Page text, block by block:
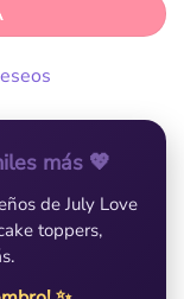
más 💖
de July Love
toppers,